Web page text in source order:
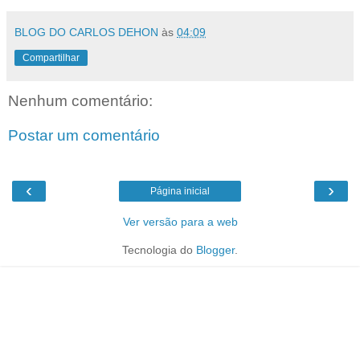
BLOG DO CARLOS DEHON às 04:09
Compartilhar
Nenhum comentário:
Postar um comentário
‹ ›
Página inicial
Ver versão para a web
Tecnologia do Blogger.